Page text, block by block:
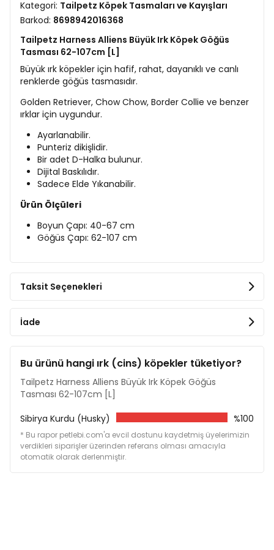
Kategori: Tailpetz Köpek Tasmaları ve Kayışları
Barkod: 8698942016368
Tailpetz Harness Alliens Büyük Irk Köpek Göğüs
Tasması 62-107cm [L]
Büyük ırk köpekler için hafif, rahat, dayanıklı ve canlı
renklerde göğüs tasmasıdır.
Golden Retriever, Chow Chow, Border Collie ve benzer
ırklar için uygundur.
Ayarlanabilir.
Punteriz dikişlidir.
Bir adet D-Halka bulunur.
Dijital Baskılıdır.
Sadece Elde Yıkanabilir.
Ürün Ölçüleri
Boyun Çapı: 40-67 cm
Göğüs Çapı: 62-107 cm
Taksit Seçenekleri
İade
Bu ürünü hangi ırk (cins) köpekler tüketiyor?
Tailpetz Harness Alliens Büyük Irk Köpek Göğüs
Tasması 62-107cm [L]
Sibirya Kurdu (Husky)
%100
* Bu rapor petlebi.com'a evcil dostunu kaydetmiş üyelerimizin
verdikleri siparişler üzerinden referans olması amacıyla
otomatik olarak derlenmiştir.